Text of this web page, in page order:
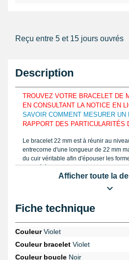
Reçu entre 5 et 15 jours ouvrés
Description
TROUVEZ VOTRE BRACELET DE
EN CONSULTANT LA NOTICE EN
SAVOIR COMMENT MESURER UN
RAPPORT DES PARTICULARITÉS
Le bracelet 22 mm est à réunir au
entrecorne d'une longueur de 22 mm
du cuir véritable afin d'épouser les
le lier élégamment. Mesurez la
réparer, déterminez la longueur avec
semblable à notre notice proposé sur
possédant une attache ardillon.
montre. Un bracelet montre démodé
provenant de la catégorie
pagemontre Automatique / Mécanique
Afficher toute la
Fiche technique
CouleurViolet
Couleur bracelet Violet
Couleur boucle Noir